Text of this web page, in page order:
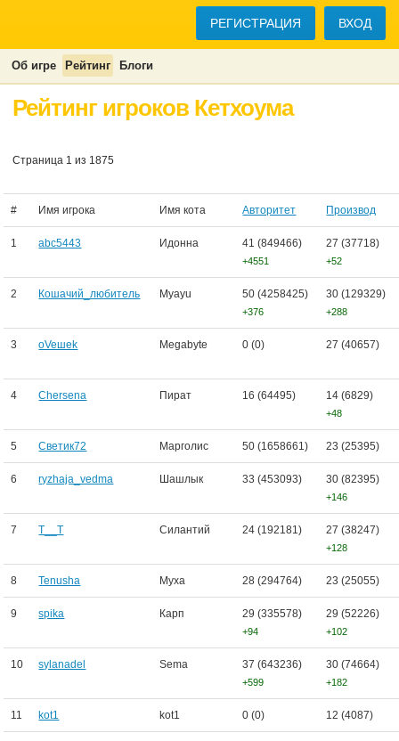
РЕГИСТРАЦИЯ ВХОД
Об игре Рейтинг Блоги
Рейтинг игроков Кетхоума
Страница 1 из 1875
# Имя игрока Имя кота Авторитет Производ
1 abc5443 Идонна 41 (849466)
+4551
27 (37718)
+52
2 Кошачий_любитель Myayu 50 (4258425)
+376
30 (129329)
+288
3 oVeшеk Megabyte 0 (0) 27 (40657)
4 Chersena Пират 16 (64495) 14 (6829)
+48
5 Светик72 Марголис 50 (1658661) 23 (25395)
6 ryzhaja_vedma Шашлык 33 (453093) 30 (82395)
+146
7 T__T Силантий 24 (192181) 27 (38247)
+128
8 Tenusha Myxa 28 (294764) 23 (25055)
9 spika Карп 29 (335578)
+94
29 (52226)
+102
10 sylanadel Sema 37 (643236)
+599
30 (74664)
+182
11 kot1 kot1 0 (0) 12 (4087)